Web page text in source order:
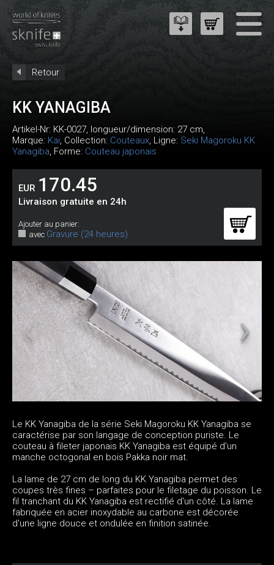
Retour
KK YANAGIBA
Artikel-Nr: KK-0027, longueur/dimension: 27 cm,
Marque: Kai, Collection: Couteaux, Ligne: Seki Magoroku KK
Yanagiba, Forme: Couteau japonais
EUR 170.45
Livraison gratuite en 24h
Ajouter au panier:
avec Gravure (24 heures)
Le KK Yanagiba de la série Seki Magoroku KK Yanagiba se
caractérise par son langage de conception puriste. Le
couteau à fileter japonais KK Yanagiba est équipé d'un
manche octogonal en bois Pakka noir mat.
La lame de 27 cm de long du KK Yanagiba permet des
coupes très fines – parfaites pour le filetage du poisson. Le
fil tranchant du KK Yanagiba est rectifié d'un côté. La lame
fabriquée en acier inoxydable au carbone est décorée
d'une ligne douce et ondulée en finition satinée.